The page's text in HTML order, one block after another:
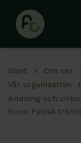
Start Om oss
Vår organisation
Andning och
Kurs: Fysisk